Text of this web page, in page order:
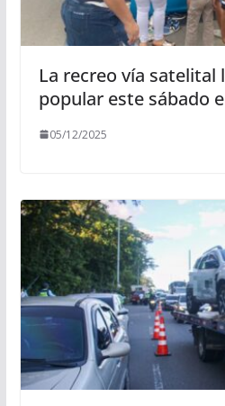
La recreo vía satelital
popular este sábado
05/12/2025